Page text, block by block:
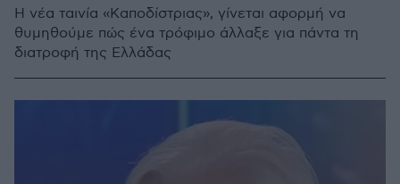
Η νέα ταινία «Καποδίστριας», γίνεται αφορμή να
θυμηθούμε πώς ένα τρόφιμο άλλαξε για πάντα τη
διατροφή της Ελλάδας